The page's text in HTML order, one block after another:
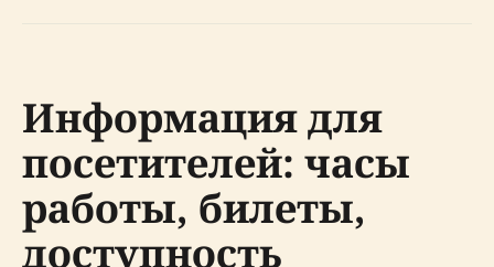
Информация для
посетителей: часы
работы, билеты,
доступность